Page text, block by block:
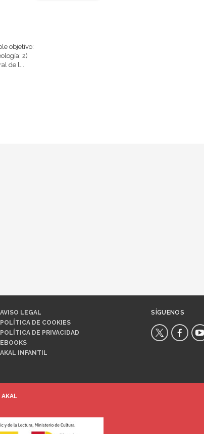
objetivo:
2)
de l...
AVISO LEGAL
POLÍTICA DE COOKIES
POLÍTICA DE PRIVACIDAD
EBOOKS
AKAL INFANTIL
SÍGUENOS